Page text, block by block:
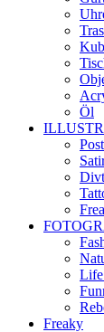
Öl
Life
Freaky